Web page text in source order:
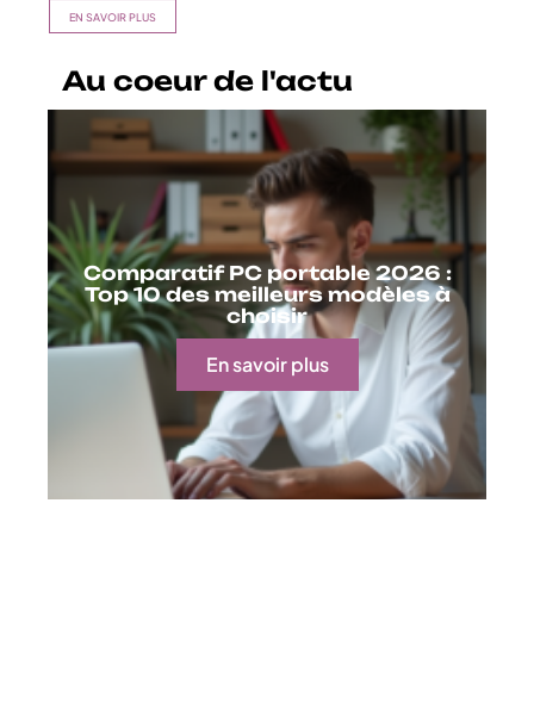
EN SAVOIR PLUS
Au coeur de l'actu
Comparatif PC portable 2026 :
Top 10 des meilleurs modèles à
choisir
En savoir plus